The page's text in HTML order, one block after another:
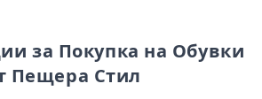
за Покупка на Обувки
Пещера Стил